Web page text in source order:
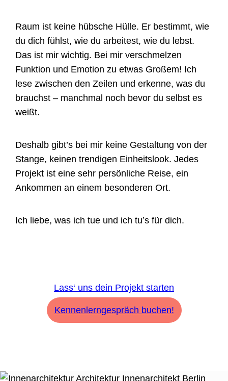
Raum ist keine hübsche Hülle. Er bestimmt, wie
du dich fühlst, wie du arbeitest, wie du lebst.
Das ist mir wichtig. Bei mir verschmelzen
Funktion und Emotion zu etwas Großem! Ich
lese zwischen den Zeilen und erkenne, was du
brauchst – manchmal noch bevor du selbst es
weißt.
Deshalb gibt’s bei mir keine Gestaltung von der
Stange, keinen trendigen Einheitslook. Jedes
Projekt ist eine sehr persönliche Reise, ein
Ankommen an einem besonderen Ort.
Ich liebe, was ich tue und ich tu’s für dich.
Lass‘ uns dein Projekt starten
Kennenlerngespräch buchen!